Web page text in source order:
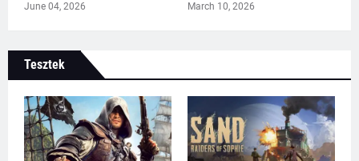
June 04, 2026 March 10, 2026
Tesztek